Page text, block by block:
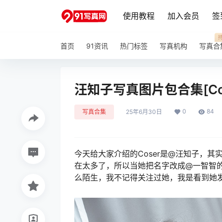
使用教程 加入会员 签
首页 91资讯 热门标签 写真机构 写真合
汪知子写真图片包合集
写真合集 25年6月30日 0 84
今天给大家介绍的Coser是@汪知子，其
在太多了，所以当她把名字改成@一智智
么陌生，我不记得关注过她，我是看到